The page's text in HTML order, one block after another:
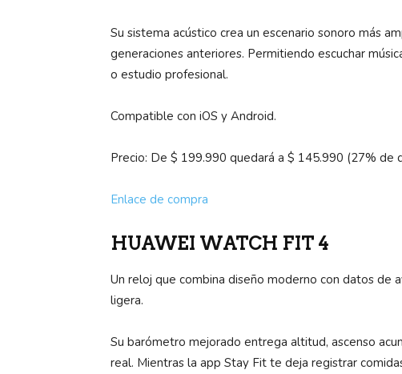
Su sistema acústico crea un escenario sonoro más
generaciones anteriores. Permitiendo escuchar
o estudio profesional.
Compatible con iOS y Android.
Precio: De $ 199.990 quedará a $ 145.990 (27% de
Enlace de compra
HUAWEI WATCH FIT 4
Un reloj que combina diseño moderno con datos de
ligera.
Su barómetro mejorado entrega altitud, ascenso
real. Mientras la app Stay Fit te deja registrar